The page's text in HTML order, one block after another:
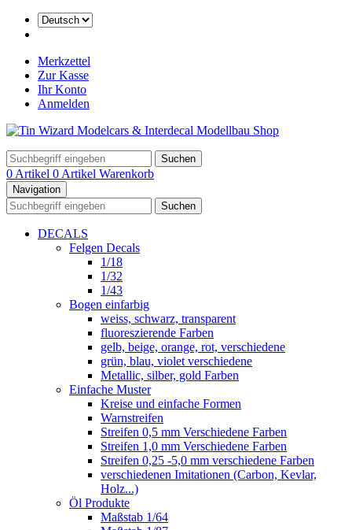
Merkzettel
Zur Kasse
Ihr Konto
Anmelden
Suchen
0 Artikel 0 Artikel Warenkorb
Navigation
Suchen
DECALS
Felgen Decals
1/18
1/32
1/43
Bogen einfarbig
weiss, schwarz, transparent
fluoreszierende Farben
gelb, beige, orange, rot, verschiedene
grün, blau, violet verschiedene
Metallic, silber, gold Farben
Einfache Muster
Kreise und einfache Formen
Warnstreifen
Streifen 0,5 mm Verschiedene Farben
Streifen 1,0 mm Verschiedene Farben
Streifen 0,25 -5,0 mm verschiedene Farben
verschiedenen Imitationen (Carbon, Kevlar,
Holz...)
Öl Produkte
Maßstab 1/64